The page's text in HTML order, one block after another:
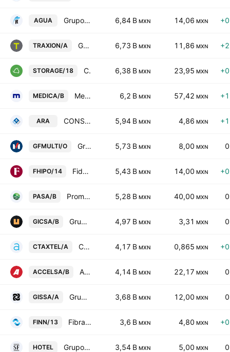
AGUA Grupo Rotoplas SAB de CV 6,84 B MXN 14,06 MXN
TRAXION/A Grupo Traxion SAB de CV Class A 6,73 B MXN 11,86 MXN
STORAGE/18 CIBanco SA Institucion de Banca Multiple 6,38 B MXN 23,95 MXN
MEDICA/B Medica Sur SA de CV Class B 6,2 B MXN 57,42 MXN
ARA CONSORCIO ARA 5,94 B MXN 4,86 MXN
GFMULTI/O Grupo Financiero Multiva SAB de CV Class O 5,73 B MXN 8,00 MXN
FHIPO/14 Fideicomiso Irrevocable F/2061 5,43 B MXN 14,00 MXN
PASA/B Promotora Ambiental SAB de CV Class B 5,28 B MXN 40,00 MXN
GICSA/B Grupo GICSA SA de CV 4,97 B MXN 3,31 MXN
CTAXTEL/A Controladora Axtel SAB de CV 4,17 B MXN 0,865 MXN
ACCELSA/B Accel SAB de CV Class B 4,14 B MXN 22,17 MXN
GISSA/A Grupo Industrial Saltillo SA de CV Class A 3,68 B MXN 12,00 MXN
FINN/13 Fibra Inn 3,6 B MXN 4,80 MXN
HOTEL Grupo Hotelero Santa Fe SAB de CV 3,54 B MXN 5,00 MXN